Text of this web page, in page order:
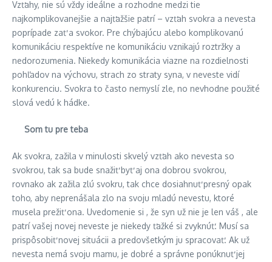
Vzťahy, nie sú vždy ideálne a rozhodne medzi tie
najkomplikovanejšie a najťažšie patrí – vzťah svokra a nevesta
poprípade zať a svokor. Pre chýbajúcu alebo komplikovanú
komunikáciu respektíve ne komunikáciu vznikajú roztržky a
nedorozumenia. Niekedy komunikácia viazne na rozdielnosti
pohľadov na výchovu, strach zo straty syna, v neveste vidí
konkurenciu. Svokra to často nemyslí zle, no nevhodne použité
slová vedú k hádke.
Som tu pre teba
Ak svokra, zažila v minulosti skvelý vzťah ako nevesta so
svokrou, tak sa bude snažiť byť aj ona dobrou svokrou,
rovnako ak zažila zlú svokru, tak chce dosiahnuť presný opak
toho, aby neprenášala zlo na svoju mladú nevestu, ktoré
musela prežiť ona. Uvedomenie si , že syn už nie je len váš , ale
patrí vašej novej neveste je niekedy ťažké si zvyknúť. Musí sa
prispôsobiť novej situácii a predovšetkým ju spracovať. Ak už
nevesta nemá svoju mamu, je dobré a správne ponúknuť jej